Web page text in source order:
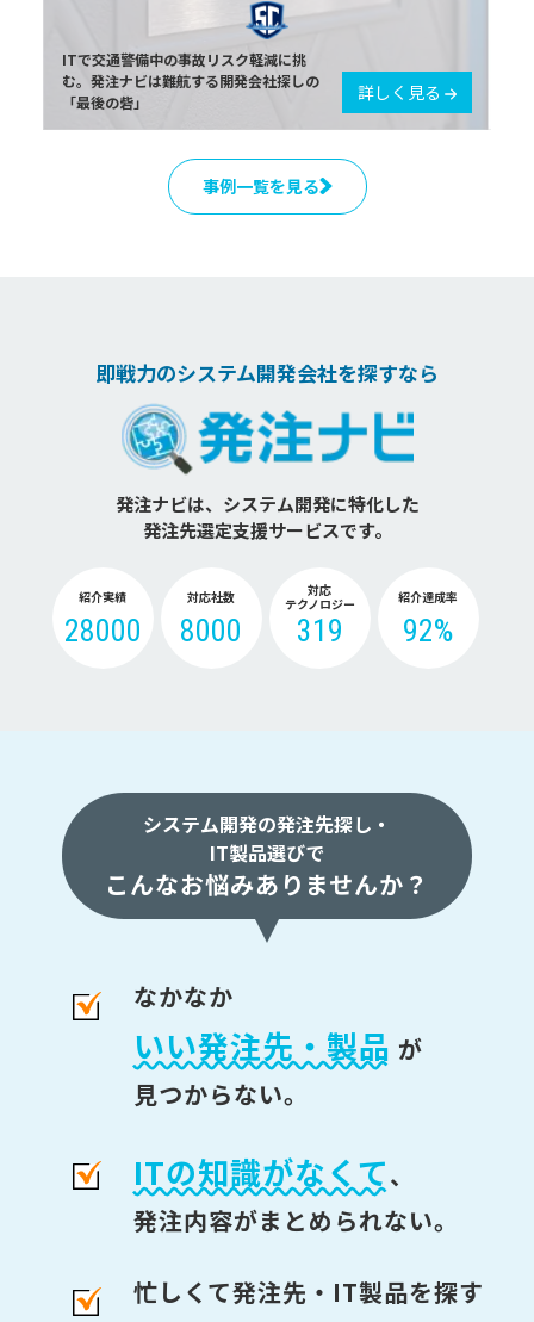
ITで交通警備中の事故リスク軽減に挑
む。発注ナビは難航する開発会社探しの
「最後の砦」
詳しく見る
事例一覧を見る
即戦力のシステム開発会社を探すなら
発注ナビは、システム開発に特化した
発注先選定支援サービスです。
紹介実績
28000
対応社数
8000
対応
テクノロジー
319
紹介達成率
92%
システム開発の発注先探し・
IT製品選びで
こんなお悩みありませんか？
なかなか
いい発注先・製品 が
見つからない。
ITの知識がなくて、
発注内容がまとめられない。
忙しくて発注先・IT製品を探す